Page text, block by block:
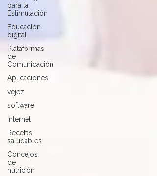
para la
Estimulación
Educación
digital
Plataformas
de
Comunicación
Aplicaciones
vejez
software
internet
Recetas
saludables
Concejos
de
nutrición